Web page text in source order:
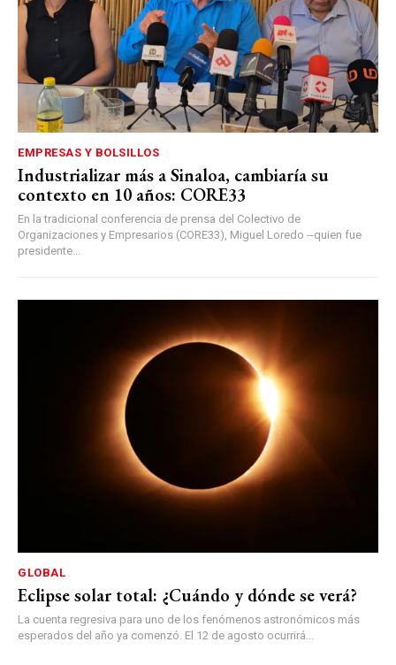
EMPRESAS Y BOLSILLOS
Industrializar más a Sinaloa, cambiaría su
contexto en 10 años: CORE33
En la tradicional conferencia de prensa del Colectivo de
Organizaciones y Empresarios (CORE33), Miguel Loredo --quien fue
presidente...
GLOBAL
Eclipse solar total: ¿Cuándo y dónde se verá?
La cuenta regresiva para uno de los fenómenos astronómicos más
esperados del año ya comenzó. El 12 de agosto ocurrirá...